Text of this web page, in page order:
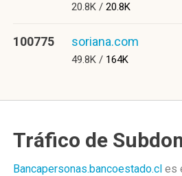
20.8K / 20.8K
100775 soriana.com
49.8K / 164K
Tráfico de
Bancapersonas.bancoestado.cl es